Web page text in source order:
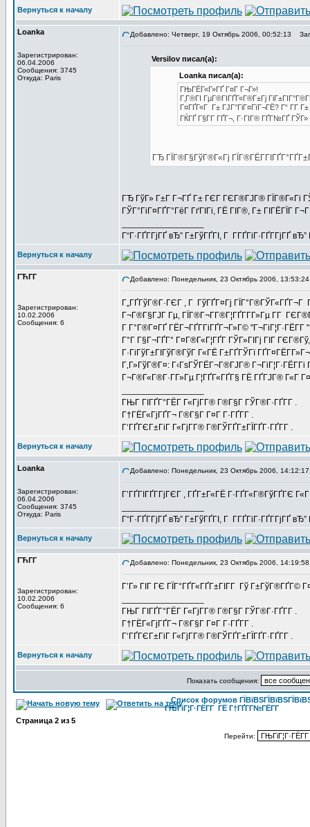
Вернуться к началу
Loanka
Зарегистрирован:
06.04.2006
Сообщения: 3745
Откуда: Paris
Добавлено: Четверг, 19 Октябрь 2006, 00:52:13
Versilov писал(а):
Loanka писал(а):
ГЊГЁГ«Г»ГҐ Г¤Г Г¬Г»!
Г‚Г®ГІ ГµГ®ГІГҐГ«Г®Г±Гј
Г¤ГҐГ«Г Г± ГЈГ°ГіГ¤ГїГ¬ГЁ? Г“ Г­Г
ГЌГҐ Г§Г­Г ГҐГ¬, Г·ГІГ® ГҐГ№ГҐ
ГЂ ГЇГ®Г§ГўГ®Г«Гј
ГЂ ГўГ» Г±Г Г¬ГҐ Г± ГЄГ ГЄГ®ГЈГ® ГЇГ®Г«Гі
ГЎГ°ГіГ¤ГҐГ°ГёГ ГґГІГі, ГЁ ГІГ®, Г± ГІГЁГЇГ
Г“Г·ГҐГ­ГјГҐ вЂ” Г±ГўГҐГІ, Г Г­ГҐГіГ·ГҐГ­ГјГҐ
Вернуться к началу
ГЋГ­Г
Зарегистрирован:
10.02.2006
Сообщения: 6
Добавлено: Понедельник, 23 Октябрь 2006, 13:53:24
Г„ГҐГўГ®Г·ГЄГ , Г ГўГҐГ¤Гј ГЇГ°Г®ГЎГ«ГҐГ¬Г
Г¬Г®Г§ГЈГ Гµ, ГЇГ®Г¬Г­Г®Г¦ГҐГ­Г­Г»Гµ Г­Г
Г Г°Г®Г¤ГҐ ГЁГ¬ГҐГ­ГіГҐГ¬Г»Г©
Г°Г Г§Г¬ГҐГ° Г¤Г®Г«Г¦ГҐГ­ ГЎГ»ГІГј ГІГ
Г·ГіГўГ±ГІГўГ®ГўГ Г«ГЁ Г±ГҐГЎГї
Г‚Г»ГўГ®Г¤: Г‹ГѕГЎГЁГ¬Г®ГЈГ®
Г¬Г®Г«Г®Г·Г­Г»Гµ Г¦ГҐГ«ГҐГ§ ГЁ ГҐГЈГ® Г«Г
ГЊГ ГІГҐГ°ГЁГ Г«ГјГ­Г® Г®Г§Г ГЎГ®Г·ГҐГ­Г .
Г†ГЁГ«ГјГҐГ¬ Г®Г§Г Г¤Г Г·ГҐГ­Г .
Г‘ГҐГЄГ±ГіГ Г«ГјГ­Г® Г®ГЎГҐГ±ГЇГҐГ·ГҐГ­Г .
Вернуться к началу
Loanka
Зарегистрирован:
06.04.2006
Сообщения: 3745
Откуда: Paris
Добавлено: Понедельник, 23 Октябрь 2006, 14:12:17
Г’ГҐГІГҐГ­ГјГЄГ , ГҐГ±Г«ГЁ Г·ГҐГ«Г®ГўГҐГЄ
Г“Г·ГҐГ­ГјГҐ вЂ” Г±ГўГҐГІ, Г Г­ГҐГіГ·ГҐГ­ГјГҐ
Вернуться к началу
ГЋГ­Г
Зарегистрирован:
10.02.2006
Сообщения: 6
Добавлено: Понедельник, 23 Октябрь 2006, 14:19:58
Г’Г» ГІГ ГЄ ГЇГ°ГҐГ«ГҐГ±ГІГ­Г Гў Г±ГўГ®ГҐГ©
ГЊГ ГІГҐГ°ГЁГ Г«ГјГ­Г® Г®Г§Г ГЎГ®Г·ГҐГ­Г .
Г†ГЁГ«ГјГҐГ¬ Г®Г§Г Г¤Г Г·ГҐГ­Г .
Г‘ГҐГЄГ±ГіГ Г«ГјГ­Г® Г®ГЎГҐГ±ГЇГҐГ·ГҐГ­Г .
Вернуться к началу
Показать сообщения:
Список форумов
ГЊГіГ¦Г·ГЁГ­Г ГЁ Г†ГҐГ­Г№ГЁГ­Г
Страница 2 из 5
Перейти: